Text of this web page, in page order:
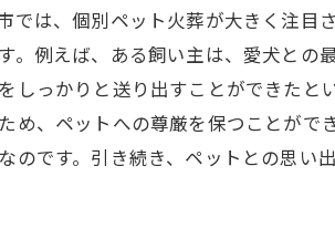
では、個別ペット火葬が大きく注目
。例えば、ある飼い主は、愛犬と
しっかりと送り出すことができた
め、ペットへの尊厳を保つことが
のです。引き続き、ペットとの思い